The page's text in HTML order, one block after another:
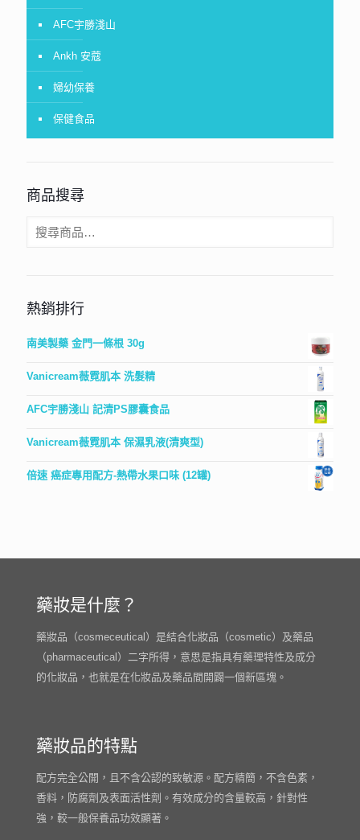
AFC宇勝淺山
Ankh 安蔻
婦幼保養
保健食品
商品搜尋
熱銷排行
南美製藥 金門一條根 30g
Vanicream薇霓肌本 洗髮精
AFC宇勝淺山 記清PS膠囊食品
Vanicream薇霓肌本 保濕乳液(清爽型)
倍速 癌症專用配方-熱帶水果口味 (12罐)
藥妝是什麼？
藥妝品（cosmeceutical）是結合化妝品（cosmetic）及藥品
（pharmaceutical）二字所得，意思是指具有藥理特性及成分
的化妝品，也就是在化妝品及藥品間開闢一個新區塊。
藥妝品的特點
配方完全公開，且不含公認的致敏源。配方精簡，不含色素，
香料，防腐劑及表面活性劑。有效成分的含量較高，針對性
強，較一般保養品功效顯著。